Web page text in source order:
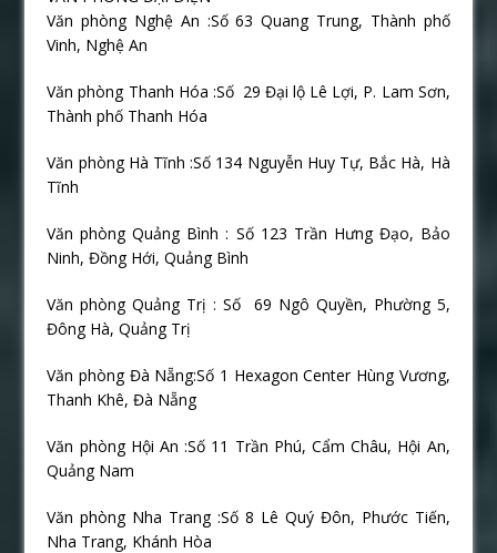
Văn phòng Nghệ An :Số 63 Quang Trung, Thành phố
Vinh, Nghệ An
Văn phòng Thanh Hóa :Số 29 Đại lộ Lê Lợi, P. Lam Sơn,
Thành phố Thanh Hóa
Văn phòng Hà Tĩnh :Số 134 Nguyễn Huy Tự, Bắc Hà, Hà
Tĩnh
Văn phòng Quảng Bình : Số 123 Trần Hưng Đạo, Bảo
Ninh, Đồng Hới, Quảng Bình
Văn phòng Quảng Trị : Số
69 Ngô Quyền, Phường 5,
Đông Hà, Quảng Trị
Văn phòng Đà Nẵng:Số 1 Hexagon Center Hùng Vương,
Thanh Khê, Đà Nẵng
Văn phòng Hội An :Số 11 Trần Phú, Cẩm Châu, Hội An,
Quảng Nam
Văn phòng Nha Trang :Số 8 Lê Quý Đôn, Phước Tiến,
Nha Trang, Khánh Hòa